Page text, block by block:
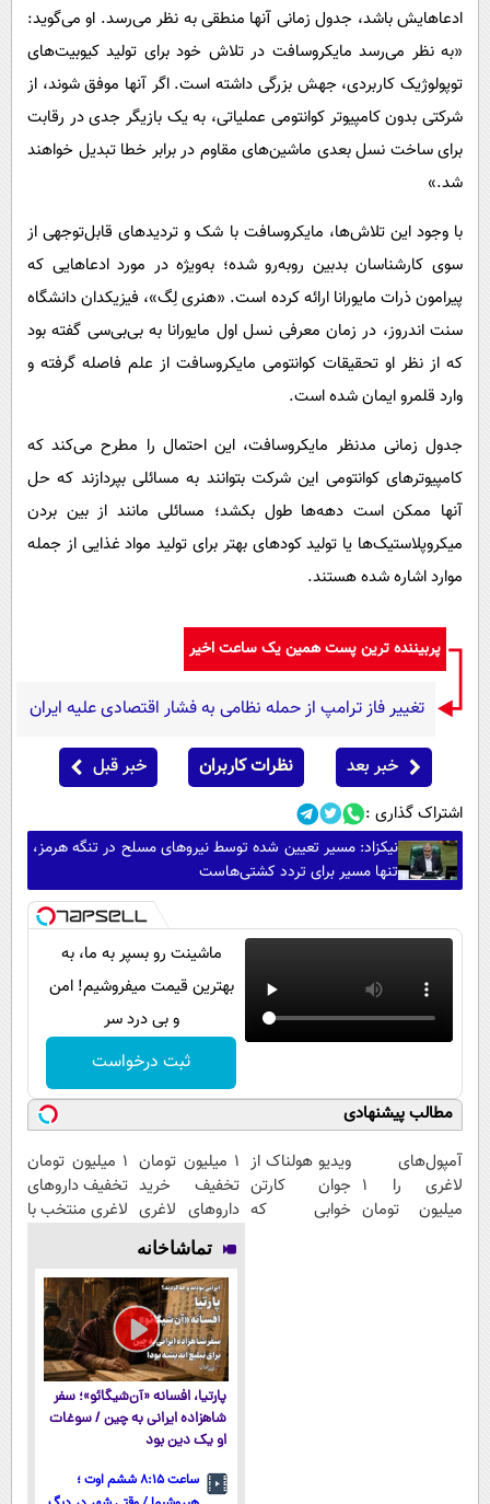
ادعاهایش باشد، جدول زمانی آنها منطقی به نظر می‌رسد. او می‌گوید:
«به نظر می‌رسد مایکروسافت در تلاش خود برای تولید کیوبیت‌های
توپولوژیک کاربردی، جهش بزرگی داشته است. اگر آنها موفق شوند، از
شرکتی بدون کامپیوتر کوانتومی عملیاتی، به یک بازیگر جدی در رقابت
برای ساخت نسل بعدی ماشین‌های مقاوم در برابر خطا تبدیل خواهند
شد.»
با وجود این تلاش‌ها، مایکروسافت با شک و تردیدهای قابل‌توجهی از
سوی کارشناسان بدبین روبه‌رو شده؛ به‌ویژه در مورد ادعاهایی که
پیرامون ذرات مایورانا ارائه کرده است. «هنری لِگ»، فیزیکدان دانشگاه
سنت اندروز، در زمان معرفی نسل اول مایورانا به بی‌بی‌سی گفته بود
که از نظر او تحقیقات کوانتومی مایکروسافت از علم فاصله گرفته و
وارد قلمرو ایمان شده است.
جدول زمانی مدنظر مایکروسافت، این احتمال را مطرح می‌کند که
کامپیوترهای کوانتومی این شرکت بتوانند به مسائلی بپردازند که حل
آنها ممکن است دهه‌ها طول بکشد؛ مسائلی مانند از بین بردن
میکروپلاستیک‌ها یا تولید کودهای بهتر برای تولید مواد غذایی از جمله
موارد اشاره شده هستند.
پربیننده ترین پست همین یک ساعت اخیر
تغییر فاز ترامپ از حمله نظامی به فشار اقتصادی علیه ایران
خبر بعد نظرات کاربران خبر قبل
اشتراک گذاری :
نیکزاد: مسیر تعیین شده توسط نیروهای مسلح در تنگه هرمز،
تنها مسیر برای تردد کشتی‌هاست
ماشینت رو بسپر به ما، به
بهترین قیمت میفروشیم! امن
و بی درد سر
ثبت درخواست
مطالب پیشنهادی
آمپول‌های
لاغری را ۱
میلیون تومان
ویدیو هولناک از
جوان کارتن
خوابی که
1 میلیون تومان
تخفیف خرید
داروهای لاغری
با ارسال از
داروخانه و پک
یخ!
۱ میلیون تومان
تخفیف داروهای
لاغری منتخب با
نزدیکت
تماشاخانه
پارتیا، افسانه «آن‌شیگائو»؛ سفر
شاهزاده ایرانی به چین / سوغات
او یک دین بود
ساعت ۸:۱۵ ششم اوت ؛